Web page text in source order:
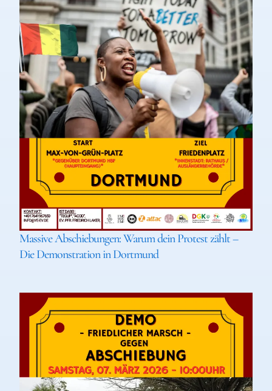
Massive Abschiebungen: Warum dein Protest zählt –
Die Demonstration in Dortmund